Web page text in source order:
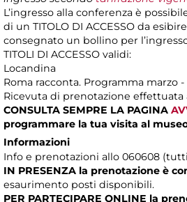
L’ingresso alla conferenza è
di un TITOLO DI ACCESSO da
consegnato un bollino per
TITOLI DI ACCESSO validi:
Locandina
Roma racconta. Programma marzo -
Ricevuta di prenotazione effettuata
CONSULTA SEMPRE LA PAGINA
programmare la tua visita al
Informazioni
Info e prenotazioni allo 060608
IN PRESENZA la prenotazione è
esaurimento posti disponibili.
PER PARTECIPARE ONLINE la